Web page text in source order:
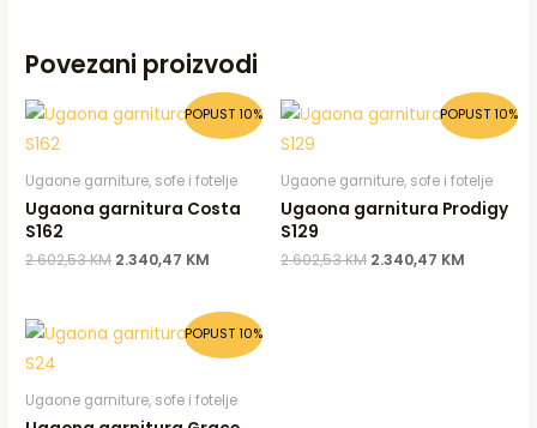
Povezani proizvodi
POPUST 10%
Ugaone garniture, sofe i fotelje
Ugaona garnitura Costa
S162
2.602,53KM
Original
price
2.340,47 KM
Current
is:
POPUST 10%
Ugaone garniture, sofe i fotelje
Ugaona garnitura Prodigy
S129
2.602,53KM
Original
price
2.340,47 KM
Current
is:
POPUST 10%
Ugaone garniture, sofe i fotelje
Original
price
Current
is: